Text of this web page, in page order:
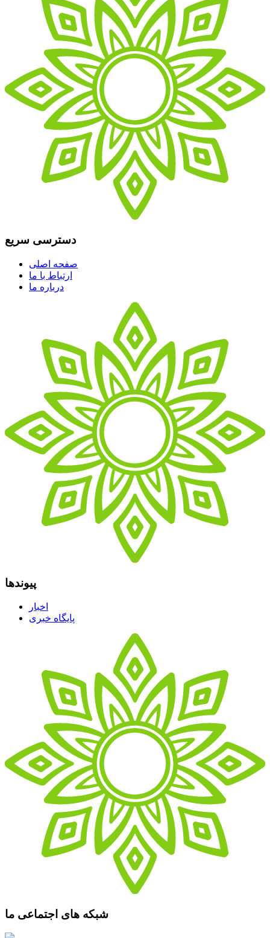
دسترسی سریع
صفحه اصلی
ارتباط با ما
درباره ما
پیوندها
اخبار
پایگاه خبری
شبکه های اجتماعی ما